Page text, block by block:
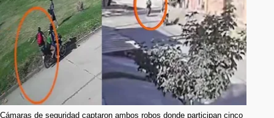
Cámaras de seguridad captaron ambos robos donde participan cinco